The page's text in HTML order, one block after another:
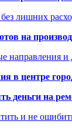
лишних
на
направления
в центре
деньги на
и не